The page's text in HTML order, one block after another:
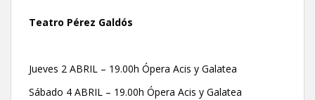
Teatro Pérez Galdós
Jueves 2 ABRIL – 19.00h Ópera Acis y Galatea
Sábado 4 ABRIL – 19.00h Ópera Acis y Galatea